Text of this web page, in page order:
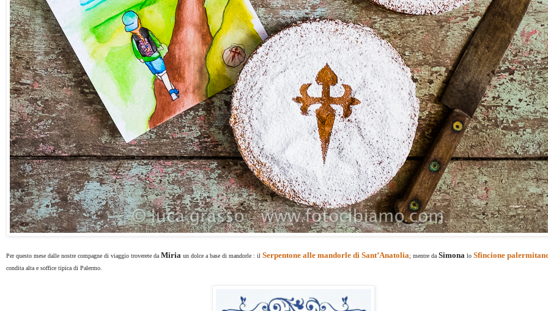
Per questo mese dalle nostre compagne di viaggio troverete daMiria un dolce a base di mandorle : il Serpentone alle mandorle di Sant’Anatolia; mentre daSimona lo Sfincione
condita alta e soffice tipica di Palermo.